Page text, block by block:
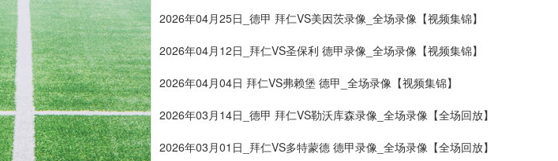
2026年04月25日_德甲 拜仁VS美因茨录像_全场录像【视频集锦】
2026年04月12日_拜仁VS圣保利 德甲录像_全场录像【视频集锦】
2026年04月04日 拜仁VS弗赖堡 德甲_全场录像【视频集锦】
2026年03月14日_德甲 拜仁VS勒沃库森录像_全场录像【全场回放】
2026年03月01日_拜仁VS多特蒙德 德甲录像_全场录像【全场回放】